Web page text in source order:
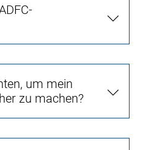
um mein
zu machen?